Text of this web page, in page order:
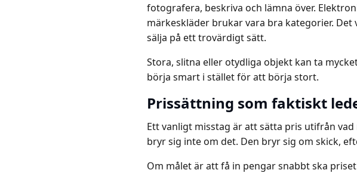
fotografera, beskriva och lämna över.
märkeskläder brukar vara bra kategorier.
sälja på ett trovärdigt sätt.
Stora, slitna eller otydliga objekt kan ta
börja smart i stället för att börja stort.
Prissättning som faktiskt
Ett vanligt misstag är att sätta pris utifrån
bryr sig inte om det. Den bryr sig om skick,
Om målet är att få in pengar snabbt ska